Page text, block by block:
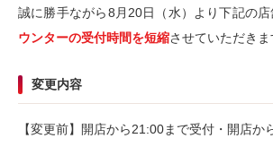
誠に勝手ながら8月20日（水）より下記の
ウンターの受付時間を短縮させていただきま
変更内容
【変更前】開店から21:00まで受付・開店